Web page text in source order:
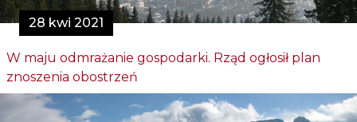
28 kwi 2021
W maju odmrażanie gospodarki. Rząd ogłosił plan
znoszenia obostrzeń